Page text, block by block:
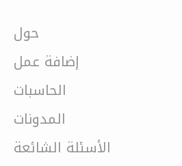
حول
إضافة عمل
الحاسبات
المدونات
الأسئلة الشائعة